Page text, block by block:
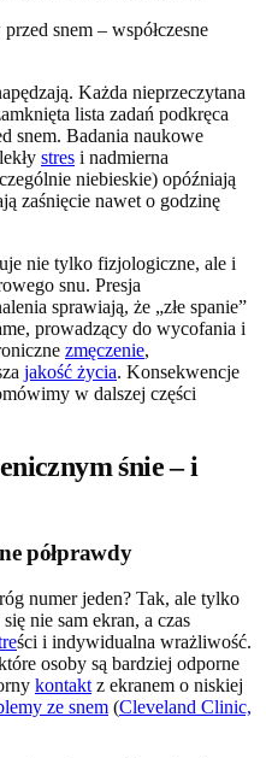
Każda nieprzeczytana
lista zadań podkręca
snem. Badania naukowe
stres i nadmierna
niebieskie) opóźniają
zaśnięcie nawet o godzinę
nie tylko fizjologiczne, ale i
snu. Presja
sprawiają, że „złe spanie”
prowadzący do wycofania i
zmęczenie,
jakość życia. Konsekwencje
w dalszej części
śnie – i
półprawdy
numer jeden? Tak, ale tylko
nie sam ekran, a czas
ści i indywidualna wrażliwość.
osoby są bardziej odporne
kontakt z ekranem o niskiej
ze snem (Cleveland Clinic,